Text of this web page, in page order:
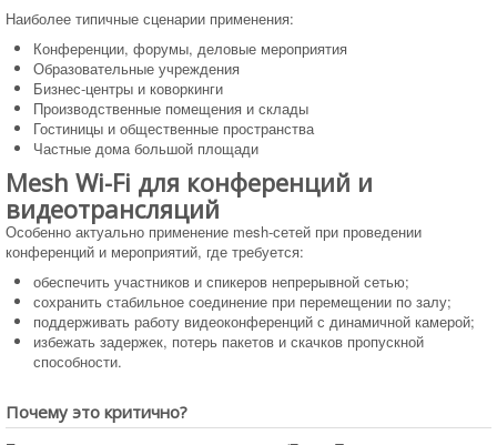
Наиболее типичные сценарии применения:
Конференции, форумы, деловые мероприятия
Образовательные учреждения
Бизнес-центры и коворкинги
Производственные помещения и склады
Гостиницы и общественные пространства
Частные дома большой площади
Mesh Wi-Fi для конференций и
видеотрансляций
Особенно актуально применение mesh-сетей при проведении
конференций и мероприятий, где требуется:
обеспечить участников и спикеров непрерывной сетью;
сохранить стабильное соединение при перемещении по залу;
поддерживать работу видеоконференций с динамичной камерой;
избежать задержек, потерь пакетов и скачков пропускной
способности.
Почему это критично?